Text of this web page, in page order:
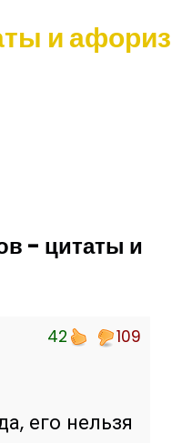
и
- цитаты и
42 109
его нельзя